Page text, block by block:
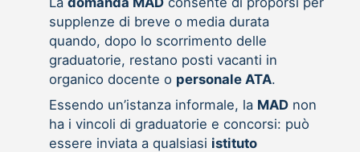
supplenze di breve o media durata
quando, dopo lo scorrimento delle
graduatorie, restano posti vacanti in
organico docente o personale ATA.
Essendo un’istanza informale, la MADnon
ha i vincoli di graduatorie e concorsi: può
essere inviata a qualsiasi istituto